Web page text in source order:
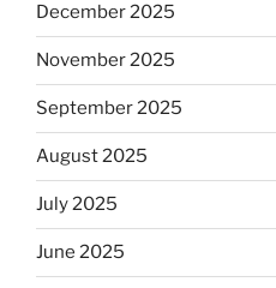
December 2025
November 2025
September 2025
August 2025
July 2025
June 2025